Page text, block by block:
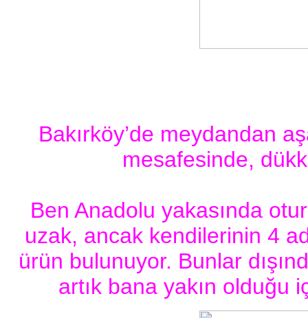
Bakırköy’de meydandan
mesafesinde,
Ben Anadolu yakasında
uzak, ancak kendilerinin 4
ürün bulunuyor. Bunlar
artık bana yakın